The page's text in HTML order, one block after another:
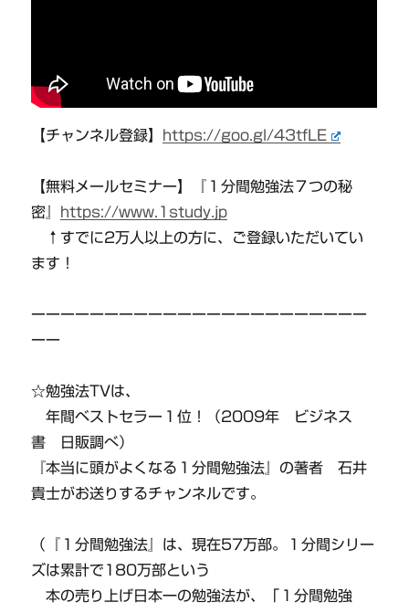
【チャンネル登録】 https://goo.gl/43tfLE
【無料メールセミナー】『１分間勉強法７つの秘
密』 https://www.1study.jp
↑すでに2万人以上の方に、ご登録いただいてい
ます！
ーーーーーーーーーーーーーーーーーーーーーーー
ーー
☆勉強法TVは、
年間ベストセラー１位！（2009年 ビジネス
書 日販調べ）
『本当に頭がよくなる１分間勉強法』の著者 石井
貴士がお送りするチャンネルです。
（『１分間勉強法』は、現在57万部。１分間シリー
ズは累計で180万部という
本の売り上げ日本一の勉強法が、「１分間勉強